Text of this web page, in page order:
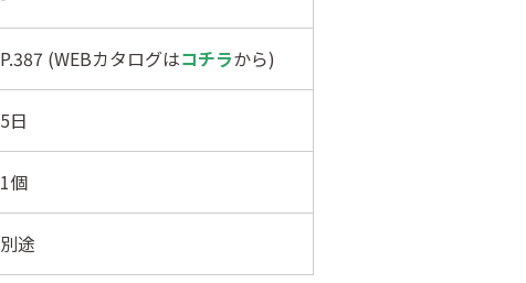
P.387 (WEBカタログはコチラから)
5日
1個
別途